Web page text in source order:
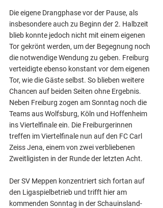
Die eigene Drangphase vor der Pause, als
insbesondere auch zu Beginn der 2. Halbzeit
blieb konnte jedoch nicht mit einem eigenen
Tor gekrönt werden, um der Begegnung noch
die notwendige Wendung zu geben. Freiburg
verteidigte ebenso konstant vor dem eigenen
Tor, wie die Gäste selbst. So blieben weitere
Chancen auf beiden Seiten ohne Ergebnis.
Neben Freiburg zogen am Sonntag noch die
Teams aus Wolfsburg, Köln und Hoffenheim
ins Viertelfinale ein. Die Freiburgerinnen
treffen im Viertelfinale nun auf den FC Carl
Zeiss Jena, einem von zwei verbliebenen
Zweitligisten in der Runde der letzten Acht.
Der SV Meppen konzentriert sich fortan auf
den Ligaspielbetrieb und trifft hier am
kommenden Sonntag in der Schauinsland-